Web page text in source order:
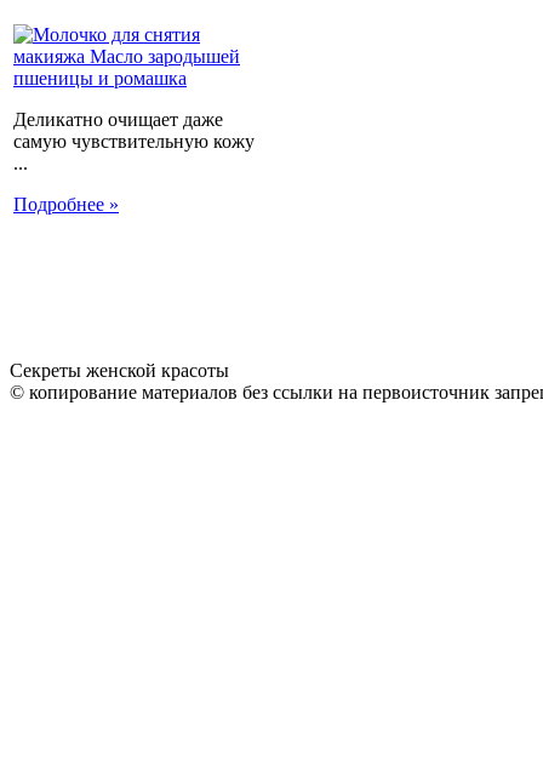
Деликатно очищает даже
самую чувствительную кожу
...
Подробнее »
Секреты женской красоты
© копирование материалов без ссылки на первоисточник